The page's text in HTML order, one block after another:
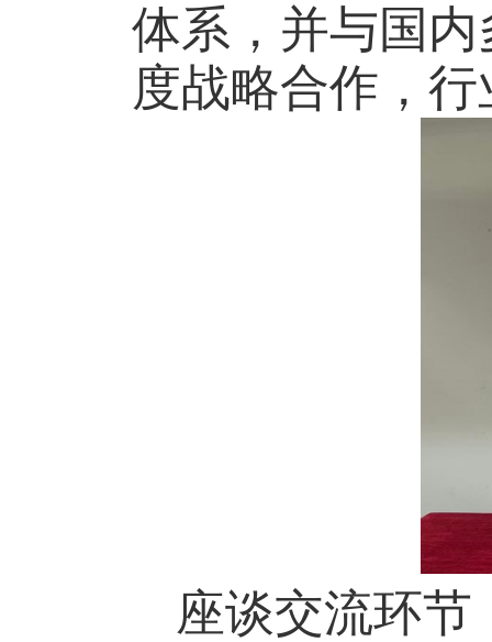
体系，并与国
度战略合作，
座谈交流环节